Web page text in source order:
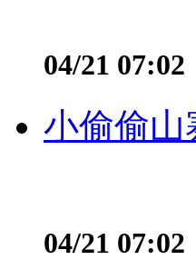
04/21 07:02
小偷偷山
04/21 07:02